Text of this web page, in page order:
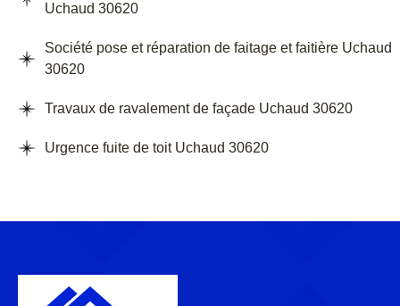
Uchaud 30620
Société pose et réparation de faitage et faitière Uchaud
30620
Travaux de ravalement de façade Uchaud 30620
Urgence fuite de toit Uchaud 30620